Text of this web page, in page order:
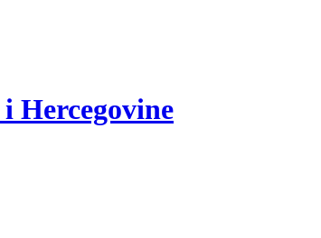
Hercegovine